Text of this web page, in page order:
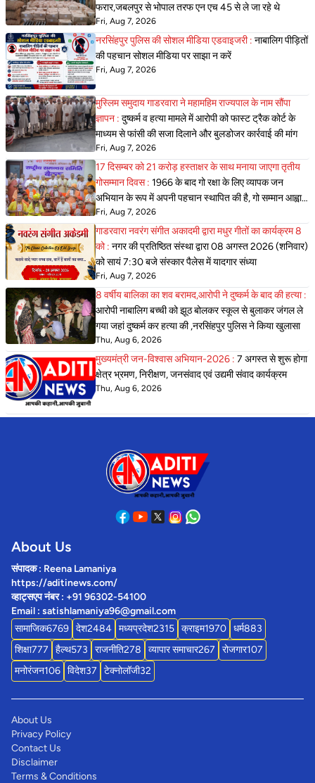
फरार,जबलपुर से भोपाल तरफ एन एच 45 से ले जा रहे थे
Fri, Aug 7, 2026
नरसिंहपुर पुलिस की सोशल मीडिया एडवाइजरी : नाबालिग पीड़ितों
की पहचान सोशल मीडिया पर साझा न करें
Fri, Aug 7, 2026
मुस्लिम समुदाय गाडरवारा ने महामहिम राज्यपाल के नाम सौंपा
ज्ञापन : दुष्कर्म व हत्या मामले में आरोपी को फास्ट ट्रैक कोर्ट के
माध्यम से फांसी की सजा दिलाने और बुलडोजर कार्रवाई की मांग
Fri, Aug 7, 2026
17 दिसम्बर को 21 करोड़ हस्ताक्षर के साथ मनाया जाएगा तृतीय
गोसम्मान दिवस : 1966 के बाद गो रक्षा के लिए व्यापक जन
अभियान के रूप में अपनी पहचान स्थापित की है, गो सम्मान आह्वान
अभियान ने,
Fri, Aug 7, 2026
गाडरवारा नवरंग संगीत अकादमी द्वारा मधुर गीतों का कार्यक्रम 8
को : नगर की प्रतिष्ठित संस्था द्वारा 08 अगस्त 2026 (शनिवार)
को सायं 7:30 बजे संस्कार पैलेस में यादगार संध्या
Fri, Aug 7, 2026
8 वर्षीय बालिका का शव बरामद,आरोपी ने दुष्कर्म के बाद की हत्या :
आरोपी नाबालिग बच्ची को झूठ बोलकर स्कूल से बुलाकर जंगल ले
गया जहां दुष्कर्म कर हत्या की ,नरसिंहपुर पुलिस ने किया खुलासा
Thu, Aug 6, 2026
मुख्यमंत्री जन-विश्वास अभियान-2026 : 7 अगस्त से शुरू होगा
क्षेत्र भ्रमण, निरीक्षण, जनसंवाद एवं उद्यमी संवाद कार्यक्रम
Thu, Aug 6, 2026
About Us
संपादक : Reena Lamaniya
https://aditinews.com/
व्हाट्सएप नंबर : +91 96302-54100
Email : satishlamaniya96@gmail.com
सामाजिक6769 देश2484 मध्यप्रदेश2315 क्राइम1970 धर्म883
शिक्षा777 हैल्थ573 राजनीति278 व्यापार समाचार267 रोजगार107
मनोरंजन106 विदेश37 टेक्नोलॉजी32
About Us
Privacy Policy
Contact Us
Disclaimer
Terms & Conditions